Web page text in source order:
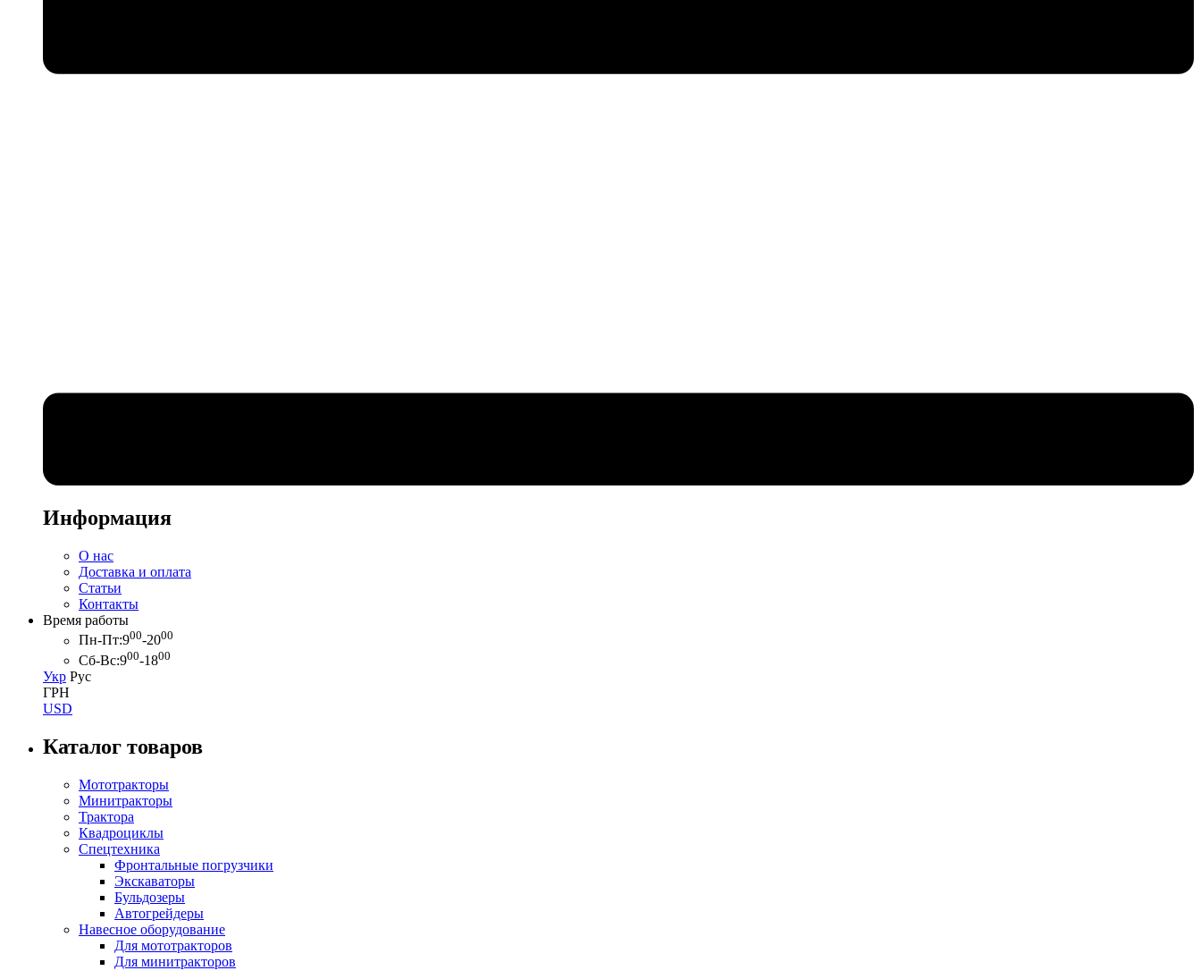
Информация
О нас
Доставка и оплата
Статьи
Контакты
Время работы
Пн-Пт:900-2000
Сб-Вс:900-1800
Укр Рус
ГРН
USD
Каталог товаров
Мототракторы
Минитракторы
Трактора
Квадроциклы
Спецтехника
Фронтальные погрузчики
Экскаваторы
Бульдозеры
Автогрейдеры
Навесное оборудование
Для мототракторов
Для минитракторов